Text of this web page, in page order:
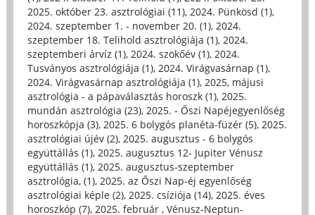
2025. október 23. asztrológiai (11), 2024. Pünkösd (1),
2024. szeptember 1. - november 20. (1), 2024.
szeptember 18. Telihold asztrológiája (1), 2024.
szeptemberi árvíz (1), 2024. szökőév (1), 2024.
Tusványos asztrológiája (1), 2024. Virágvasárnap (1),
2024. Virágvasárnap asztrológiája (1), 2025, májusi
asztrológia - a pápaválasztás horoszk (1), 2025.
mundán asztrológia (23), 2025. - Őszi Napéjegyenlőség
horoszkópja (3), 2025. 6 bolygós planéta-füzér (5), 2025.
asztrológiai újév (2), 2025. augusztus - 6 bolygós
együttállás (1), 2025. augusztus 12- Jupiter Vénusz
együttállás (1), 2025. augusztus-szeptember
asztrológia, (1), 2025. az Őszi Nap-éj egyenlőség
asztrológiai képle (2), 2025. csíziója (14), 2025. éves
horoszkóp (7), 2025. február , Vénusz-Neptun-